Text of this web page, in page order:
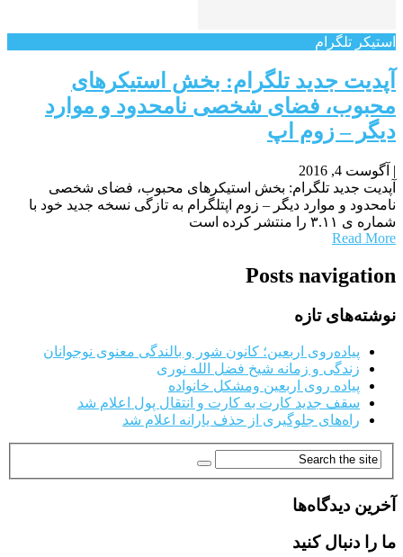
استیکر تلگرام
آپدیت جدید تلگرام: بخش استیکرهای
محبوب، فضای شخصی نامحدود و موارد
دیگر – زوم اپ
| آگوست 4, 2016
آپدیت جدید تلگرام: بخش استیکرهای محبوب، فضای شخصی
نامحدود و موارد دیگر – زوم اپتلگرام به تازگی نسخه جدید خود با
شماره ی ۳.۱۱ را منتشر کرده است
Read More
Posts navigation
نوشته‌های تازه
پیاده‌روی اربعین؛ کانون شور و بالندگی معنوی نوجوانان
زندگی و زمانه شیخ فضل الله نوری
پیاده روی اربعین ومشکل خانواده
سقف جدید کارت به کارت و انتقال پول اعلام شد
راه‌های جلوگیری از حذف یارانه اعلام شد
آخرین دیدگاه‌ها
ما را دنبال کنید